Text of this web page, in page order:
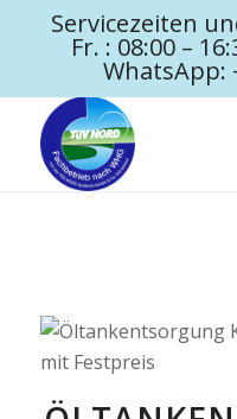
Servicezeiten
Fr. : 08:00 –
WhatsApp: